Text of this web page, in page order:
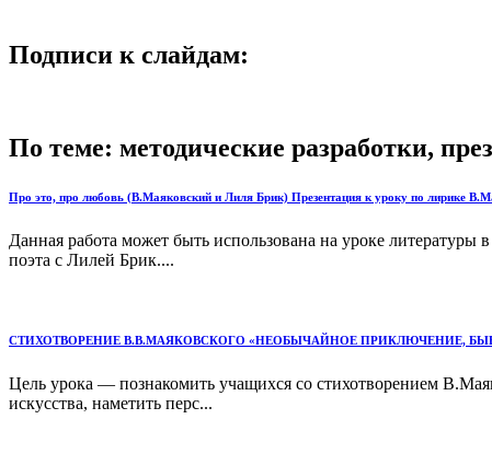
Подписи к слайдам:
По теме: методические разработки,
Про это, про любовь (В.Маяковский и Лиля Брик) Презентация к уроку по лирике
Данная работа может быть использована на уроке
поэта с Лилей Брик....
СТИХОТВОРЕНИЕ В.В.МАЯКОВСКОГО «НЕОБЫЧАЙНОЕ ПРИКЛЮЧЕНИЕ,
Цель урока — познакомить учащихся со стихотворением
искусства, наметить пер­с...